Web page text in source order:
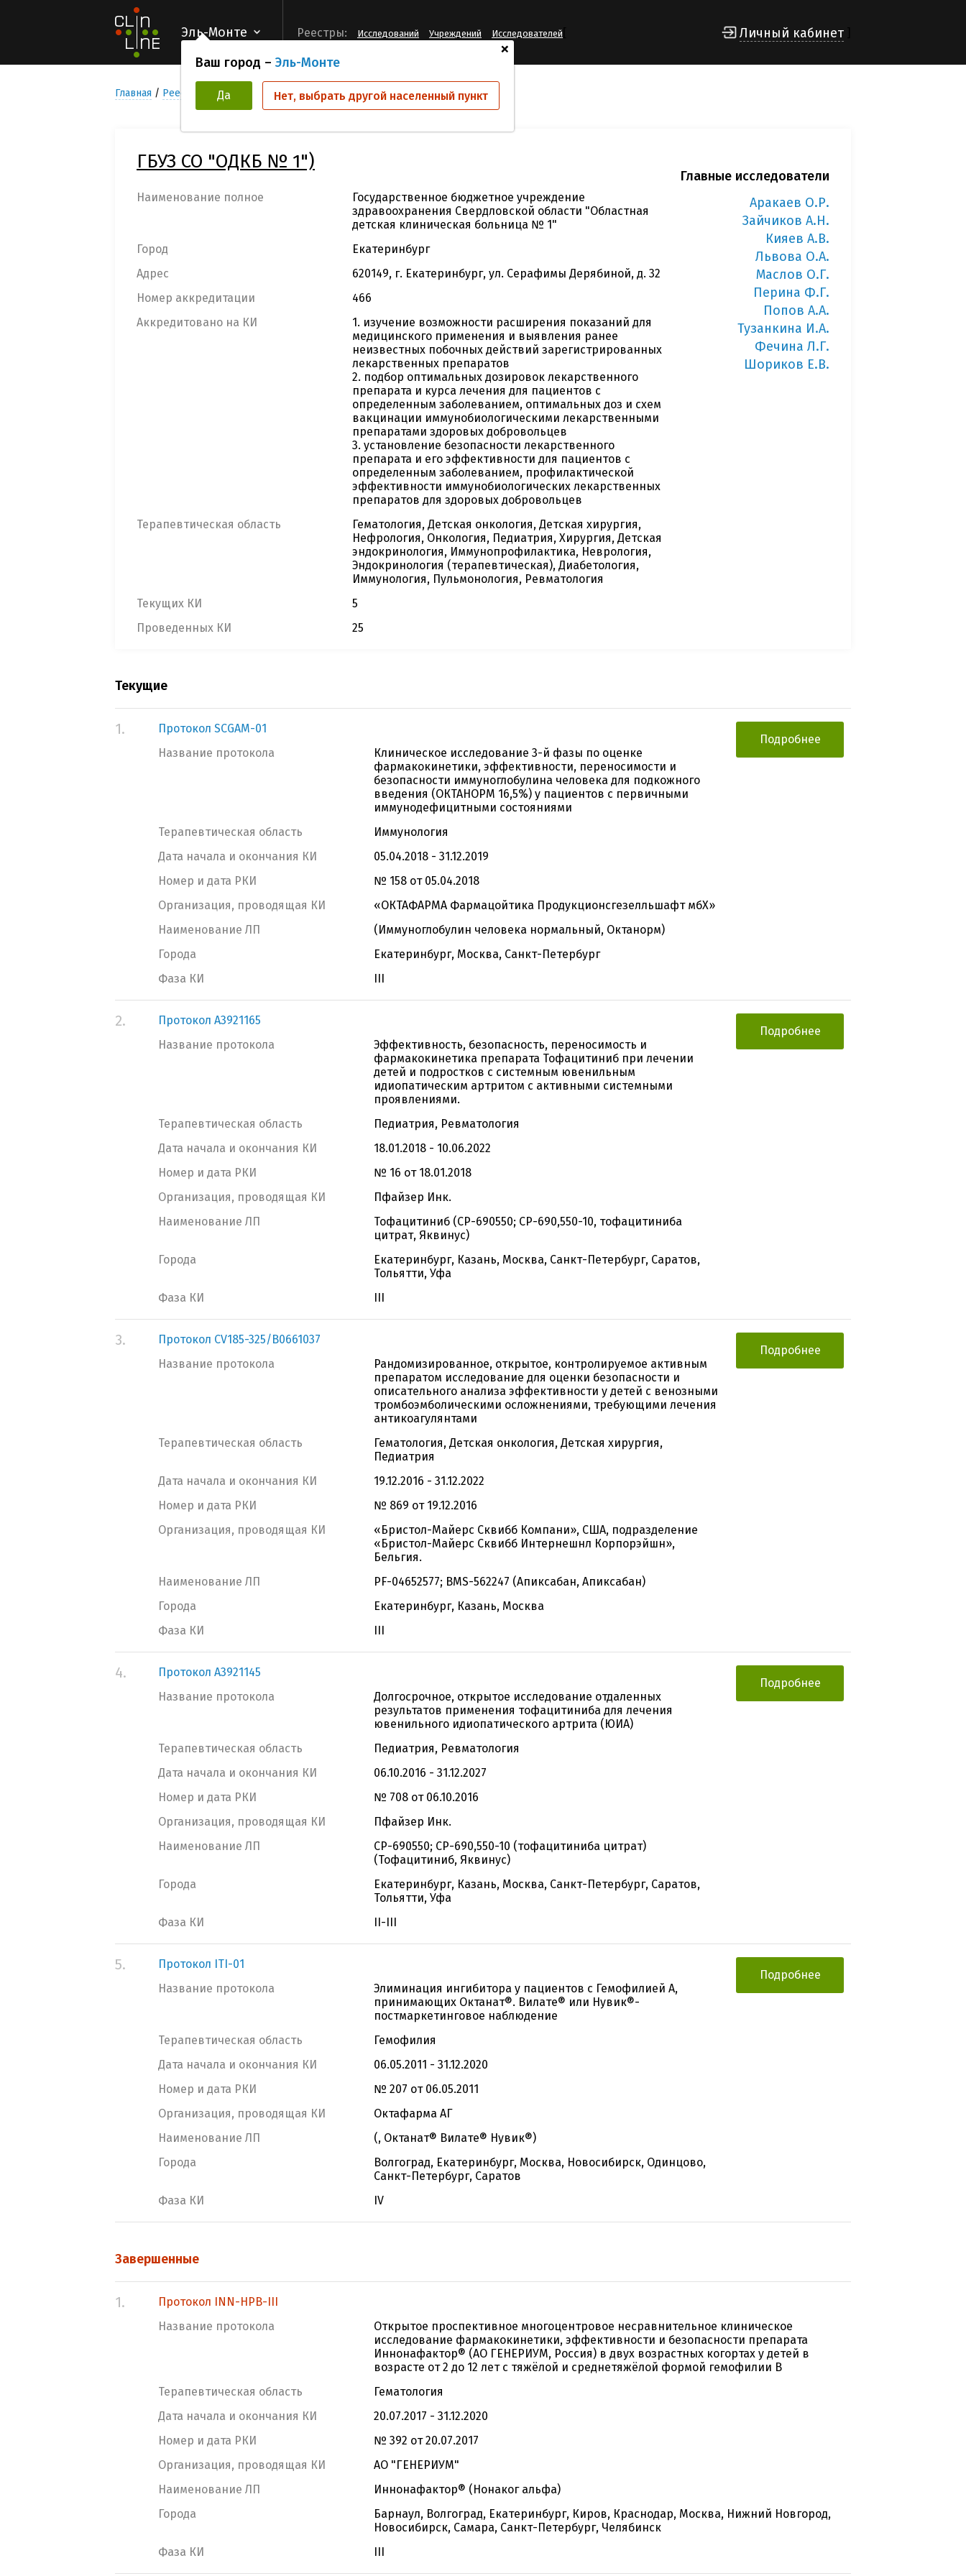
Эль-Монте
+
Ваш город – Эль-Монте
Да Нет, выбрать другой населенный пункт
Реестры: Исследований Учреждений Исследователей Личный кабинет
Главная Реестр Медицинских учреждений ГБУЗ СО "ОДКБ № 1")
ГБУЗ СО "ОДКБ № 1")
Наименование полное
Государственное бюджетное учреждение
здравоохранения Свердловской области "Областная
детская клиническая больница № 1"
Город
Екатеринбург
Адрес
620149, г. Екатеринбург, ул. Серафимы Дерябиной, д. 32
Номер аккредитации
466
Аккредитовано на КИ
1. изучение возможности расширения показаний для
медицинского применения и выявления ранее
неизвестных побочных действий зарегистрированных
лекарственных препаратов
2. подбор оптимальных дозировок лекарственного
препарата и курса лечения для пациентов с
определенным заболеванием, оптимальных доз и схем
вакцинации иммунобиологическими лекарственными
препаратами здоровых добровольцев
3. установление безопасности лекарственного
препарата и его эффективности для пациентов с
определенным заболеванием, профилактической
эффективности иммунобиологических лекарственных
препаратов для здоровых добровольцев
Терапевтическая область
Гематология, Детская онкология, Детская хирургия,
Нефрология, Онкология, Педиатрия, Хирургия, Детская
эндокринология, Иммунопрофилактика, Неврология,
Эндокринология (терапевтическая), Диабетология,
Иммунология, Пульмонология, Ревматология
Текущих КИ
5
Проведенных КИ
25
Главные исследователи
Аракаев О.Р.
Зайчиков А.Н.
Кияев А.В.
Львова О.А.
Маслов О.Г.
Перина Ф.Г.
Попов А.А.
Тузанкина И.А.
Фечина Л.Г.
Шориков Е.В.
Текущие
1.
Протокол SCGAM-01
Название протокола
Клиническое исследование 3-й фазы по оценке
фармакокинетики, эффективности, переносимости и
безопасности иммуноглобулина человека для подкожного
введения (ОКТАНОРМ 16,5%) у пациентов с первичными
иммунодефицитными состояниями
Терапевтическая область
Иммунология
Дата начала и окончания КИ
05.04.2018 - 31.12.2019
Номер и дата РКИ
№ 158 от 05.04.2018
Организация, проводящая КИ
«ОКТАФАРМА Фармацойтика Продукционсгезелльшафт мбХ»
Наименование ЛП
(Иммуноглобулин человека нормальный, Октанорм)
Города
Екатеринбург, Москва, Санкт-Петербург
Фаза КИ
III
Подробнее
2.
Протокол A3921165
Название протокола
Эффективность, безопасность, переносимость и
фармакокинетика препарата Тофацитиниб при лечении
детей и подростков с системным ювенильным
идиопатическим артритом с активными системными
проявлениями.
Терапевтическая область
Педиатрия, Ревматология
Дата начала и окончания КИ
18.01.2018 - 10.06.2022
Номер и дата РКИ
№ 16 от 18.01.2018
Организация, проводящая КИ
Пфайзер Инк.
Наименование ЛП
Тофацитиниб (CP-690550; CP-690,550-10, тофацитиниба
цитрат, Яквинус)
Города
Екатеринбург, Казань, Москва, Санкт-Петербург, Саратов,
Тольятти, Уфа
Фаза КИ
III
Подробнее
3.
Протокол CV185-325/B0661037
Название протокола
Рандомизированное, открытое, контролируемое активным
препаратом исследование для оценки безопасности и
описательного анализа эффективности у детей с венозными
тромбоэмболическими осложнениями, требующими лечения
антикоагулянтами
Терапевтическая область
Гематология, Детская онкология, Детская хирургия,
Педиатрия
Дата начала и окончания КИ
19.12.2016 - 31.12.2022
Номер и дата РКИ
№ 869 от 19.12.2016
Организация, проводящая КИ
«Бристол-Майерс Сквибб Компани», США, подразделение
«Бристол-Майерс Сквибб Интернешнл Корпорэйшн»,
Бельгия.
Наименование ЛП
PF-04652577; BMS-562247 (Апиксабан, Апиксабан)
Города
Екатеринбург, Казань, Москва
Фаза КИ
III
Подробнее
4.
Протокол A3921145
Название протокола
Долгосрочное, открытое исследование отдаленных
результатов применения тофацитиниба для лечения
ювенильного идиопатического артрита (ЮИА)
Терапевтическая область
Педиатрия, Ревматология
Дата начала и окончания КИ
06.10.2016 - 31.12.2027
Номер и дата РКИ
№ 708 от 06.10.2016
Организация, проводящая КИ
Пфайзер Инк.
Наименование ЛП
CP-690550; CP-690,550-10 (тофацитиниба цитрат)
(Тофацитиниб, Яквинус)
Города
Екатеринбург, Казань, Москва, Санкт-Петербург, Саратов,
Тольятти, Уфа
Фаза КИ
II-III
Подробнее
5.
Протокол ITI-01
Название протокола
Элиминация ингибитора у пациентов с Гемофилией А,
принимающих Октанат®. Вилате® или Нувик®-
постмаркетинговое наблюдение
Терапевтическая область
Гемофилия
Дата начала и окончания КИ
06.05.2011 - 31.12.2020
Номер и дата РКИ
№ 207 от 06.05.2011
Организация, проводящая КИ
Октафарма АГ
Наименование ЛП
(, Октанат® Вилате® Нувик®)
Города
Волгоград, Екатеринбург, Москва, Новосибирск, Одинцово,
Санкт-Петербург, Саратов
Фаза КИ
IV
Подробнее
Завершенные
1.
Протокол INN-HPB-III
Название протокола
Открытое проспективное многоцентровое несравнительное клиническое
исследование фармакокинетики, эффективности и безопасности препарата
Иннонафактор® (АО ГЕНЕРИУМ, Россия) в двух возрастных когортах у детей в
возрасте от 2 до 12 лет с тяжёлой и среднетяжёлой формой гемофилии В
Терапевтическая область
Гематология
Дата начала и окончания КИ
20.07.2017 - 31.12.2020
Номер и дата РКИ
№ 392 от 20.07.2017
Организация, проводящая КИ
АО "ГЕНЕРИУМ"
Наименование ЛП
Иннонафактор® (Нонаког альфа)
Города
Барнаул, Волгоград, Екатеринбург, Киров, Краснодар, Москва, Нижний Новгород,
Новосибирск, Самара, Санкт-Петербург, Челябинск
Фаза КИ
III